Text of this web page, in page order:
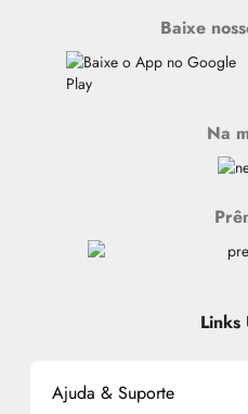
Baixe
Na
Links
Ajuda & Suporte